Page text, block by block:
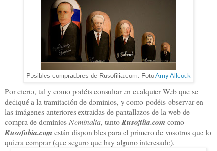
Posibles compradores de Rusofilia.com. Foto Amy Allcock
Por cierto, tal y como podéis consultar en cualquier Web que se
dediqué a la tramitación de dominios, y como podéis observar en
las imágenes anteriores extraidas de pantallazos de la web de
compra de dominiosNominalia, tantoRusofilia.com como
Rusofobia.com están disponibles para el primero de vosotros que lo
quiera comprar (que seguro que hay alguno interesado).